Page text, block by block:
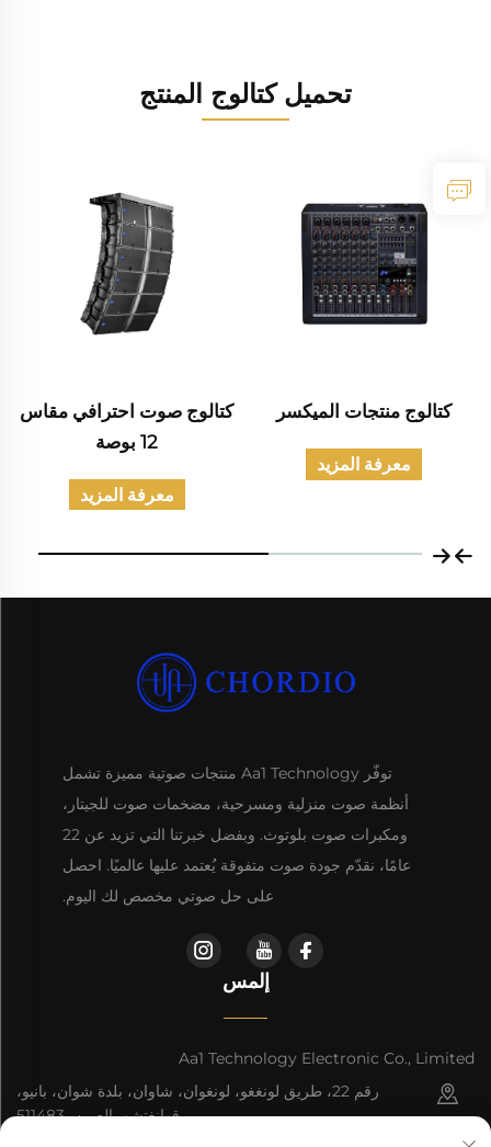
تحميل كتالوج المنتج
كتالوج منتجات الميكسر
معرفة المزيد
كتالوج صوت احترافي مقاس
12 بوصة
معرفة المزيد
توفّر Aa1 Technology منتجات صوتية مميزة تشمل
أنظمة صوت منزلية ومسرحية، مضخمات صوت للجيتار،
ومكبرات صوت بلوتوث. وبفضل خبرتنا التي تزيد عن 22
عامًا، نقدّم جودة صوت متفوقة يُعتمد عليها عالميًا. احصل
على حل صوتي مخصص لك اليوم.
إلمس
Aa1 Technology Electronic Co., Limited
رقم 22، طريق لونغغو، لونغوان، شاوان، بلدة شوان، بانيو،
قوانغتشو، الصين، 511483